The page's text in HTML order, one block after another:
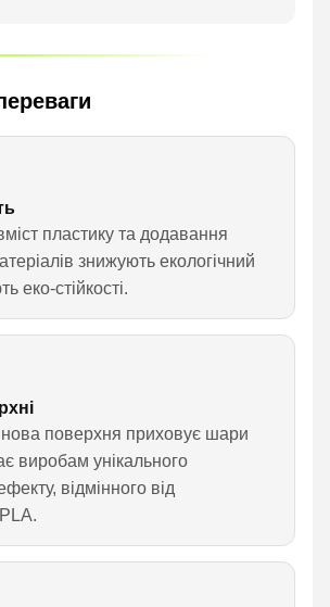
пластику та додавання
знижують екологічний
еко-стійкості.
поверхня приховує шари
виробам унікального
відмінного від